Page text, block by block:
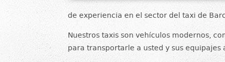
de experiencia en el sector del taxi de
Nuestros taxis son vehículos modernos,
para transportarle a usted y sus